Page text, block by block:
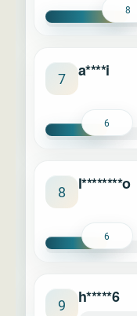
8
7 a****i
6
8 l********o
6
9 h*****6